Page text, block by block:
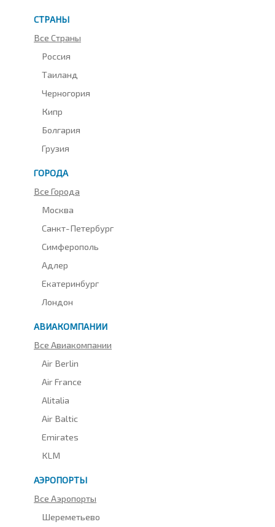
СТРАНЫ
Все Страны
Россия
Таиланд
Черногория
Кипр
Болгария
Грузия
ГОРОДА
Все Города
Москва
Санкт-Петербург
Симферополь
Адлер
Екатеринбург
Лондон
АВИАКОМПАНИИ
Все Авиакомпании
Air Berlin
Air France
Alitalia
Air Baltic
Emirates
KLM
АЭРОПОРТЫ
Все Аэропорты
Шереметьево